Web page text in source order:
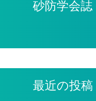
砂防学会誌
最近の投稿